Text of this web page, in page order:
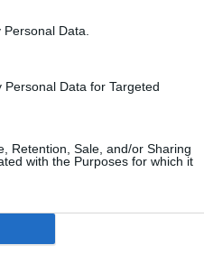
Data.
Data for Targeted
Retention, Sale, and/or Sharing
with the Purposes for which it
επαίρεται ότι εξάρθρωσε τα